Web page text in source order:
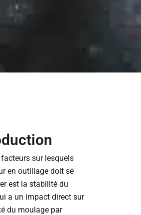
facteurs sur lesquels
en outillage doit se
est la stabilité du
a un impact direct sur
du moulage par